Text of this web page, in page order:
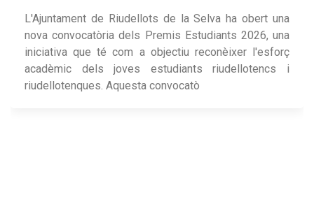
L'Ajuntament de Riudellots de la Selva ha obert una
nova convocatòria dels Premis Estudiants 2026, una
iniciativa que té com a objectiu reconèixer l'esforç
acadèmic dels joves estudiants riudellotencs i
riudellotenques. Aquesta convocatò